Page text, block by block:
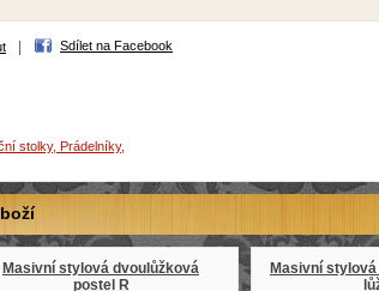
Sdílet na Facebook
stolky, Prádelníky,
Masivní stylová dvoulůžková
postel R
Masivní stylová